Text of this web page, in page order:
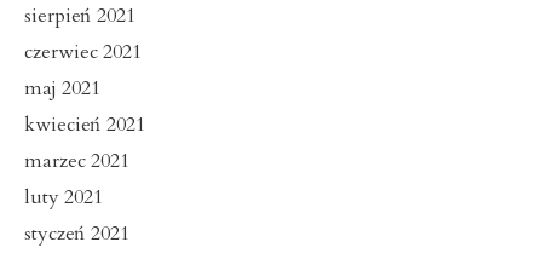
sierpień 2021
czerwiec 2021
maj 2021
kwiecień 2021
marzec 2021
luty 2021
styczeń 2021